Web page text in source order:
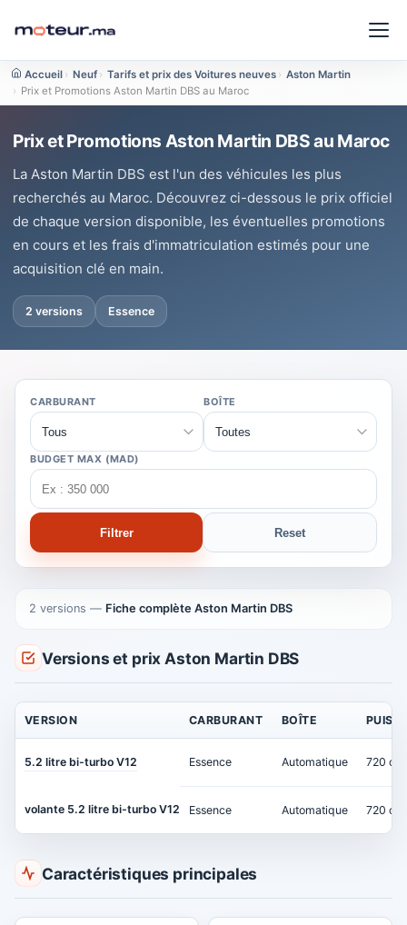
Accueil › Neuf › Tarifs et prix des Voitures neuves › Aston Martin
› Prix et Promotions Aston Martin DBS au Maroc
Prix et Promotions Aston Martin DBS au Maroc
La Aston Martin DBS est l'un des véhicules les plus
recherchés au Maroc. Découvrez ci-dessous le prix officiel
de chaque version disponible, les éventuelles promotions
en cours et les frais d'immatriculation estimés pour une
acquisition clé en main.
2 versions Essence
CARBURANT BOÎTE
BUDGET MAX (MAD)
Filtrer Reset
2 versions — Fiche complète Aston Martin DBS
Versions et prix Aston Martin DBS
VERSION CARBURANT BOÎTE
5.2 litre bi-turbo V12 Essence Automatique 720 ch
volante 5.2 litre bi-turbo V12 Essence Automatique 720 ch
Caractéristiques principales